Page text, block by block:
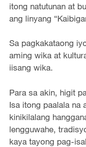
itong natutunan at
ang linyang
Sa pagkakataong
aming wika at
iisang wika.
Para sa akin, higit
Isa itong paalala na
kinikilalang
lengguwahe,
kaya tayong pag-